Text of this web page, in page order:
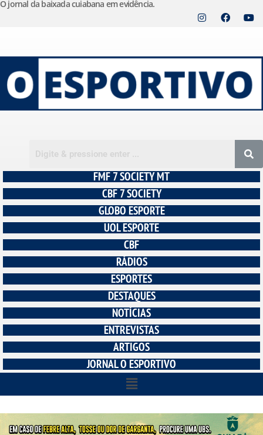
o
conteúdo
O jornal da baixada cuiabana em evidência.
FMF 7 SOCIETY MT
CBF 7 SOCIETY
GLOBO ESPORTE
UOL ESPORTE
CBF
RÁDIOS
ESPORTES
DESTAQUES
NOTÍCIAS
ENTREVISTAS
ARTIGOS
JORNAL O ESPORTIVO